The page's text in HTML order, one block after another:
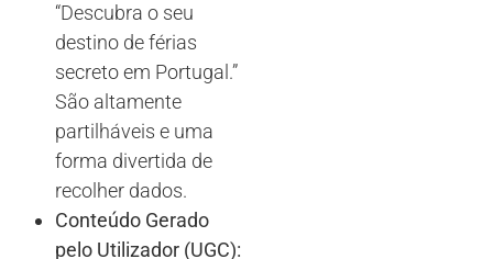
“Descubra o seu
destino de férias
secreto em Portugal.”
São altamente
partilháveis e uma
forma divertida de
recolher dados.
Conteúdo Gerado
pelo Utilizador (UGC):